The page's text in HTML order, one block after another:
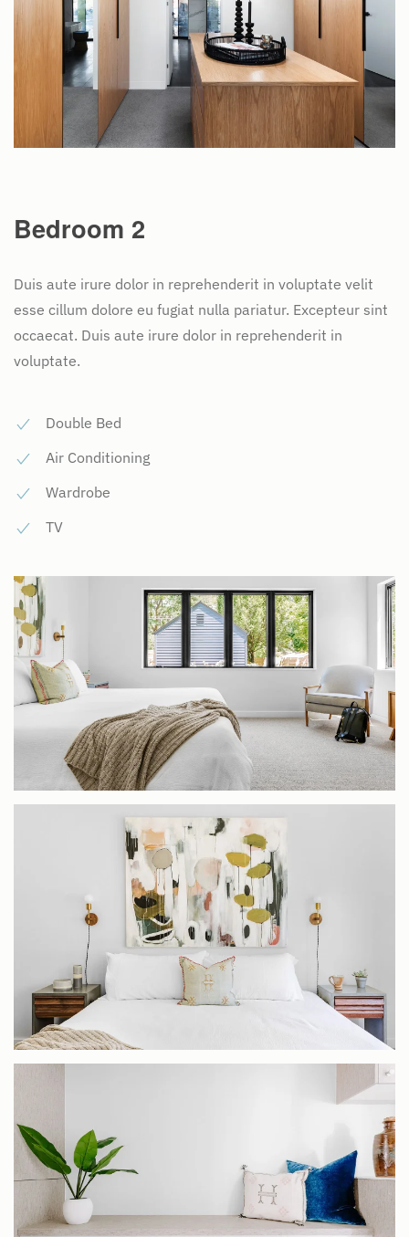
Bedroom 2
Duis aute irure dolor in reprehenderit in voluptate velit
esse cillum dolore eu fugiat nulla pariatur. Excepteur sint
occaecat. Duis aute irure dolor in reprehenderit in
voluptate.
Double Bed
Air Conditioning
Wardrobe
TV